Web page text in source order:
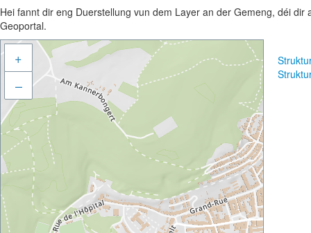
Hei fannt dir eng Duerstellung vun dem Layer an der Gemeng, déi
Geoportal.
+
–